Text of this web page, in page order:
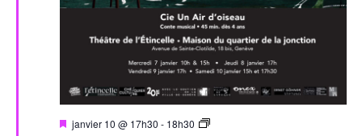
Mis
janvier 10 @ 17h30 - 18h30 Plume